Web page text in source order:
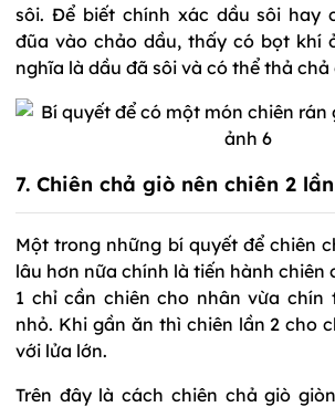
sôi. Để biết chính xác dầu sôi hay
đũa vào chảo dầu, thấy có bọt khí
nghĩa là dầu đã sôi và có thể thả chả
7. Chiên chả giò nên chiên 2 lần
Một trong những bí quyết để chiên
lâu hơn nữa chính là tiến hành chiên
1 chỉ cần chiên cho nhân vừa
nhỏ. Khi gần ăn thì chiên lần 2 cho
với lửa lớn.
Trên đây là cách chiên chả giò